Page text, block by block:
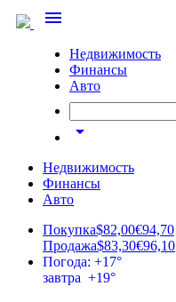
menu
Недвижимость
Финансы
Авто
arrow_drop_down
Недвижимость
Финансы
Авто
Покупка$82,00€94,70
Продажа$83,30€96,10
Погода: +17°
завтра +19°